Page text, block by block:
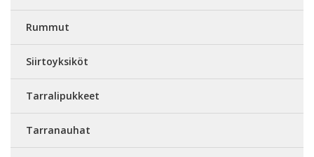
Rummut
Siirtoyksiköt
Tarralipukkeet
Tarranauhat